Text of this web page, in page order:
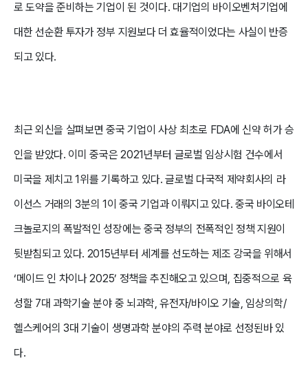
로 도약을 준비하는 기업이 된 것이다. 대기업의 바이오벤처기업에
대한 선순환 투자가 정부 지원보다 더 효율적이었다는 사실이 반증
되고 있다.
최근 외신을 살펴보면 중국 기업이 사상 최초로 FDA에 신약 허가 승
인을 받았다. 이미 중국은 2021년부터 글로벌 임상시험 건수에서
미국을 제치고 1위를 기록하고 있다. 글로벌 다국적 제약회사의 라
이선스 거래의 3분의 1이 중국 기업과 이뤄지고 있다. 중국 바이오테
크놀로지의 폭발적인 성장에는 중국 정부의 전폭적인 정책 지원이
뒷받침되고 있다. 2015년부터 세계를 선도하는 제조 강국을 위해서
‘메이드 인 차이나 2025’ 정책을 추진해오고 있으며, 집중적으로 육
성할 7대 과학기술 분야 중 뇌과학, 유전자/바이오 기술, 임상의학/
헬스케어의 3대 기술이 생명과학 분야의 주력 분야로 선정된바 있
다.